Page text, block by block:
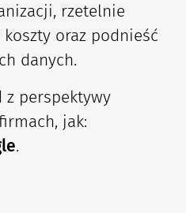
rzetelnie
oraz podnieść
danych.
z perspektywy
jak:
.